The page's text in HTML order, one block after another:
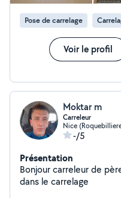
Pose de carrelage
Voir le profil
Moktar m
Carreleur
Nice
-/5
Présentation
Bonjour carreleur de
dans le carrelage